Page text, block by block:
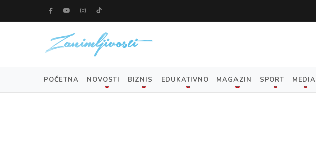
POČETNA NOVOSTI BIZNIS EDUKATIVNO MAGAZIN SPORT MEDIA